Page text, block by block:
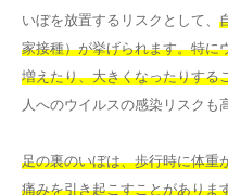
いぼを放置するリスクとして、
家接種）が挙げられます。特に
増えたり、大きくなったりする
人へのウイルスの感染リスクも
足の裏のいぼは、歩行時に体重
痛みを引き起こすことがありま